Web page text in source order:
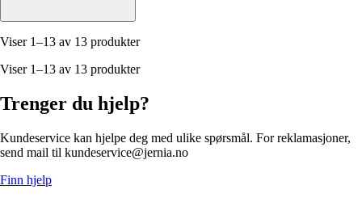
Viser 1–13 av 13 produkter
Viser 1–13 av 13 produkter
Trenger du hjelp?
Kundeservice kan hjelpe deg med ulike spørsmål. For reklamasjoner,
send mail til kundeservice@jernia.no
Finn hjelp